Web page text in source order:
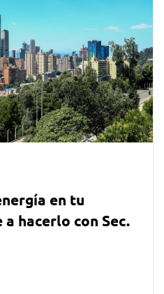
en tu
hacerlo con Sec.